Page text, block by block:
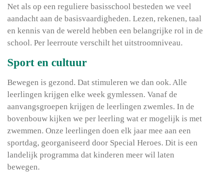
Net als op een reguliere basisschool besteden we veel
aandacht aan de basisvaardigheden. Lezen, rekenen, taal
en kennis van de wereld hebben een belangrijke rol in de
school. Per leerroute verschilt het uitstroomniveau.
Sport en cultuur
Bewegen is gezond. Dat stimuleren we dan ook. Alle
leerlingen krijgen elke week gymlessen. Vanaf de
aanvangsgroepen krijgen de leerlingen zwemles. In de
bovenbouw kijken we per leerling wat er mogelijk is met
zwemmen. Onze leerlingen doen elk jaar mee aan een
sportdag, georganiseerd door Special Heroes. Dit is een
landelijk programma dat kinderen meer wil laten
bewegen.